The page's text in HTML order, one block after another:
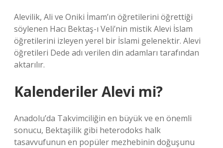
Alevilik, Ali ve Oniki İmam’ın öğretilerini öğrettiği
söylenen Hacı Bektaş-ı Veli’nin mistik Alevi İslam
öğretilerini izleyen yerel bir İslami gelenektir. Alevi
öğretileri Dede adı verilen din adamları tarafından
aktarılır.
Kalenderiler Alevi mi?
Anadolu’da Takvimciliğin en büyük ve en önemli
sonucu, Bektaşilik gibi heterodoks halk
tasavvufunun en popüler mezhebinin doğuşunu